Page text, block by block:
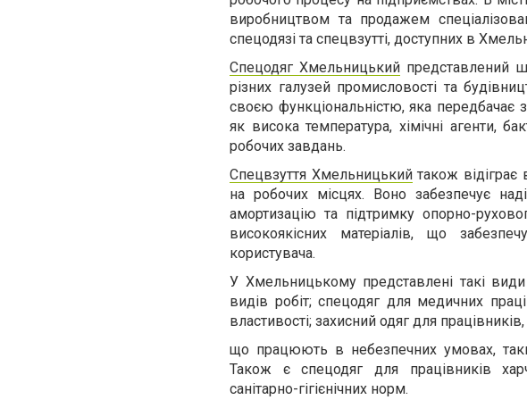
виробництвом та продажем
спецодязі та спецвзутті, доступних в
Спецодяг Хмельницькийпредставлений
різних галузей промисловості та
своєю функціональністю, яка передбачає
як висока температура, хімічні агенти,
робочих завдань.
Спецвзуття Хмельницькийтакож відіграє
на робочих місцях. Воно забезпечує
амортизацію та підтримку опорно-
високоякісних матеріалів, що
користувача.
У Хмельницькому представлені такі
видів робіт; спецодяг для медичних
властивості; захисний одяг для працівників,
що працюють в небезпечних умовах,
Також є спецодяг для працівників
санітарно-гігієнічних норм.